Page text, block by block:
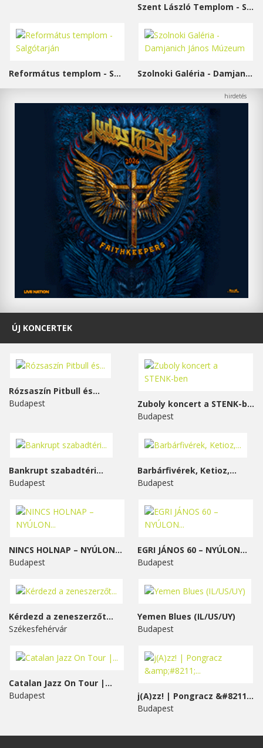
Szent László Templom - Sárvár
Református templom - Salgótarján Szolnoki Galéria - Damjanich János Múzeum
ÚJ KONCERTEK
Rózsaszín Pitbull és...
Budapest
Zuboly koncert a STENK-ben
Budapest
Bankrupt szabadtéri...
Budapest
Barbárfivérek, Ketioz,...
Budapest
NINCS HOLNAP – NYÚLON...
Budapest
EGRI JÁNOS 60 – NYÚLON...
Budapest
Kérdezd a zeneszerzőt...
Székesfehérvár
Yemen Blues (IL/US/UY)
Budapest
Catalan Jazz On Tour |...
Budapest
j(A)zz! | Pongracz &#8211;...
Budapest